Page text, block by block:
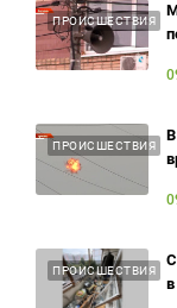
ПРОИСШЕСТВИЯ
ПРОИСШЕСТВИЯ
ПРОИСШЕСТВИЯ